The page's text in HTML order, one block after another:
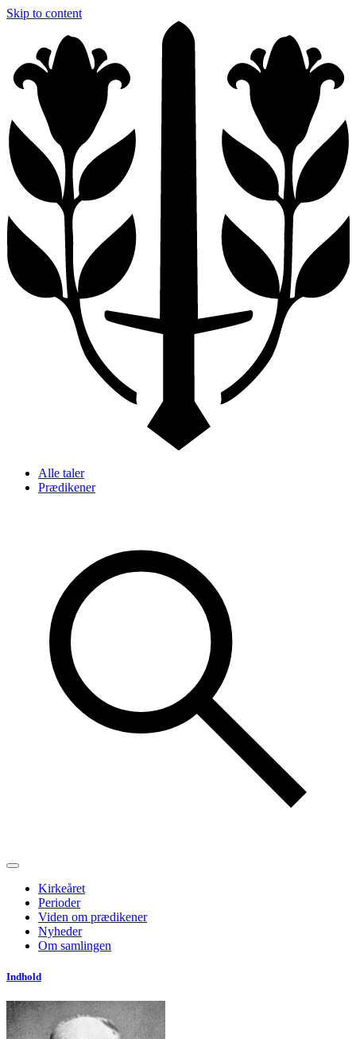
Skip to content
Alle taler
Prædikener
Kirkeåret
Perioder
Viden om prædikener
Nyheder
Om samlingen
Indhold